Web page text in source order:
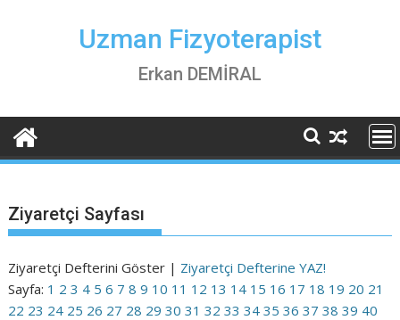
Uzman Fizyoterapist
Erkan DEMİRAL
Ziyaretçi Sayfası
Ziyaretçi Defterini Göster | Ziyaretçi Defterine YAZ!
Sayfa: 1 2 3 4 5 6 7 8 9 10 11 12 13 14 15 16 17 18 19 20 21
22 23 24 25 26 27 28 29 30 31 32 33 34 35 36 37 38 39 40